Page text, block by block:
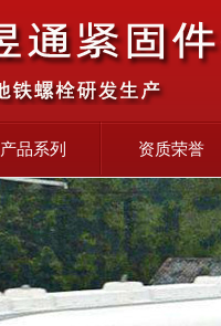
产品系列 资质荣誉